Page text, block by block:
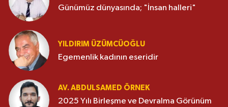
Günümüz dünyasında; "İnsan halleri"
YILDIRIM ÜZÜMCÜOĞLU
Egemenlik kadının eseridir
AV. ABDULSAMED ÖRNEK
2025 Yılı Birleşme ve Devralma Görünüm